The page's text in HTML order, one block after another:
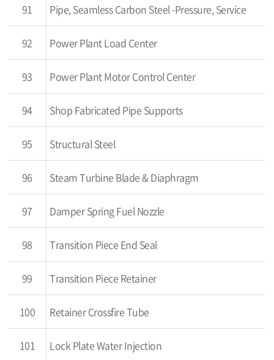
91 Pipe, Seamless Carbon Steel -Pressure, Service
92 Power Plant Load Center
93 Power Plant Motor Control Center
94 Shop Fabricated Pipe Supports
95 Structural Steel
96 Steam Turbine Blade & Diaphragm
97 Damper Spring Fuel Nozzle
98 Transition Piece End Seal
99 Transition Piece Retainer
100 Retainer Crossfire Tube
101 Lock Plate Water Injection